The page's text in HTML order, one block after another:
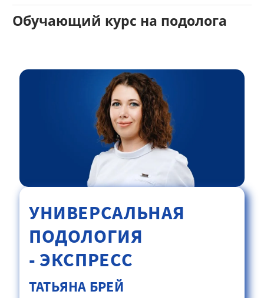
Обучающий курс на подолога
УНИВЕРСАЛЬНАЯ
ПОДОЛОГИЯ
- ЭКСПРЕСС
ТАТЬЯНА БРЕЙ